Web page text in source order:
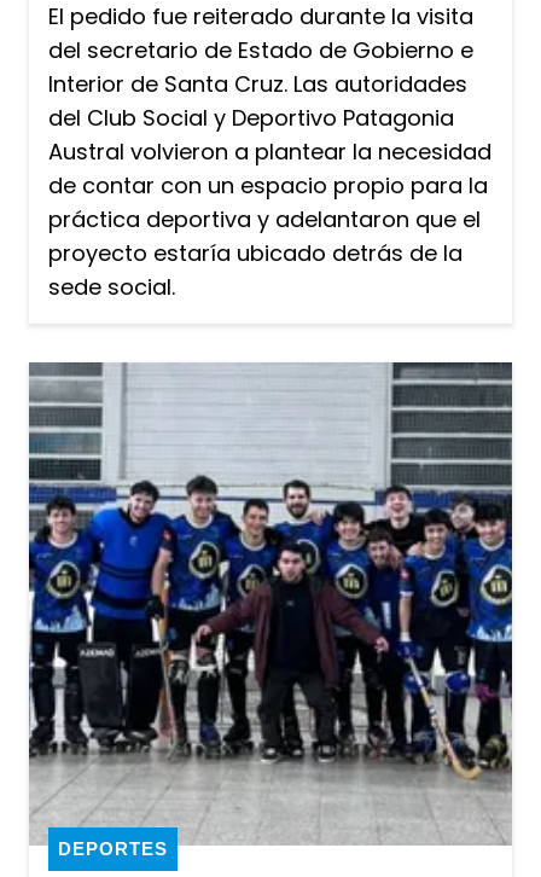
El pedido fue reiterado durante la visita
del secretario de Estado de Gobierno e
Interior de Santa Cruz. Las autoridades
del Club Social y Deportivo Patagonia
Austral volvieron a plantear la necesidad
de contar con un espacio propio para la
práctica deportiva y adelantaron que el
proyecto estaría ubicado detrás de la
sede social.
DEPORTES